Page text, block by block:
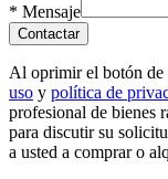
* Mensaje
Contactar
Al oprimir el botón de
uso y política de
profesional de bienes
para discutir su
a usted a comprar o